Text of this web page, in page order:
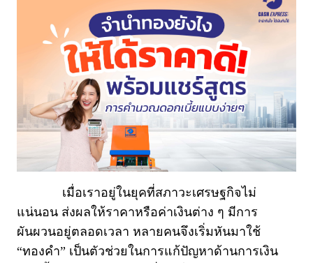
เมื่อเราอยู่ในยุคที่สภาวะเศรษฐกิจไม่
แน่นอน ส่งผลให้ราคาหรือค่าเงินต่าง ๆ มีการ
ผันผวนอยู่ตลอดเวลา หลายคนจึงเริ่มหันมาใช้
“ทองคำ” เป็นตัวช่วยในการแก้ปัญหาด้านการเงิน